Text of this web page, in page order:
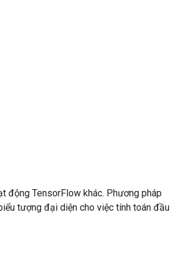
động TensorFlow khác. Phương pháp
tượng đại diện cho việc tính toán đầu